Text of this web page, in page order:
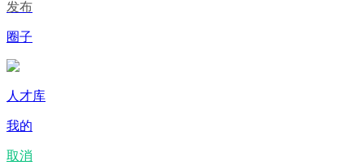
发布
圈子
人才库
我的
取消